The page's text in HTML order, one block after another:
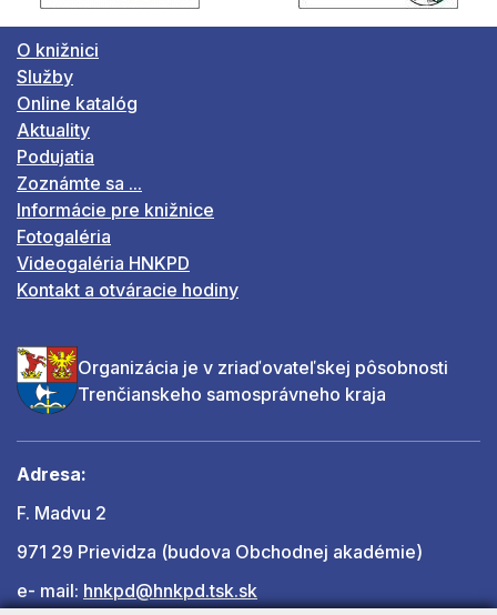
O knižnici
Služby
Online katalóg
Aktuality
Podujatia
Zoznámte sa ...
Informácie pre knižnice
Fotogaléria
Videogaléria HNKPD
Kontakt a otváracie hodiny
Organizácia je v zriaďovateľskej pôsobnosti
Trenčianskeho samosprávneho kraja
Adresa:
F. Madvu 2
971 29 Prievidza (budova Obchodnej akadémie)
e- mail: hnkpd@hnkpd.tsk.sk